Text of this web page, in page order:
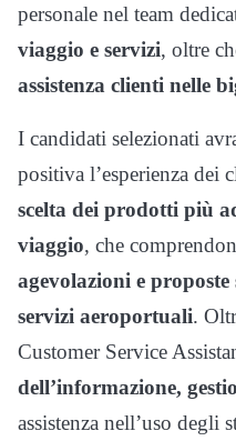
personale nel team
viaggio e servizi, oltre
assistenza clienti nelle
I candidati selezionati
positiva l’esperienza dei
scelta dei prodotti più
viaggio, che
agevolazioni e
servizi aeroportuali.
Customer Service
dell’informazione,
assistenza nell’uso degli